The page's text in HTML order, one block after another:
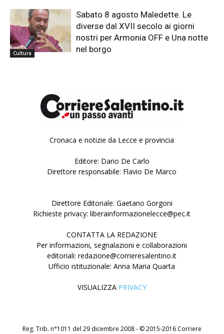
Cultura
Sabato 8 agosto Maledette. Le
diverse dal XVII secolo ai giorni
nostri per Armonia OFF e Una notte
nel borgo
Cronaca e notizie da Lecce e provincia
Editore: Dario De Carlo
Direttore responsabile: Flavio De Marco
Direttore Editoriale: Gaetano Gorgoni
Richieste privacy: liberainformazionelecce@pec.it
CONTATTA LA REDAZIONE
Per informazioni, segnalazioni e collaborazioni
editoriali: redazione@corrieresalentino.it
Ufficio istituzionale: Anna Maria Quarta
VISUALIZZA PRIVACY
Reg. Trib. n°1011 del 29 dicembre 2008 - © 2015-2016 Corriere